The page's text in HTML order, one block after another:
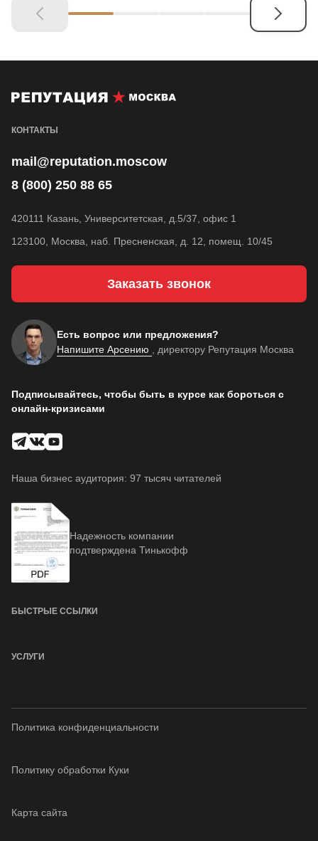
Подписывайтесь, чтобы быть в курсе как бороться с
онлайн-кризисами
Наша бизнес аудитория: 97 тысяч читателей
Надежность компании
подтверждена Тинькофф
БЫСТРЫЕ ССЫЛКИ
УСЛУГИ
КОНТАКТЫ
mail@reputation.moscow
8 (800) 250 88 65
420111 Казань, Университетская, д.5/37, офис 1
123100, Москва, наб. Пресненская, д. 12, помещ. 10/45
Заказать звонок
Есть вопрос или предложения?
Напишите Арсению , директору Репутация Москва
Политика конфиденциальности
Политику обработки Куки
Карта сайта